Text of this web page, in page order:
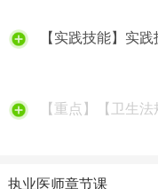
【实践技能】实践
【重点】【卫生
执业医师章节课